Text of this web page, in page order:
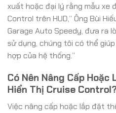
xuất hoặc đại lý rằng mẫu xe
Control trên HUD,” Ông Bùi
Garage Auto Speedy, đưa ra
sử dụng, chúng tôi có thể
hợp của hệ thống.”
Có Nên Nâng Cấp
Hiển Thị Cruise
Việc nâng cấp hoặc lắp đặt